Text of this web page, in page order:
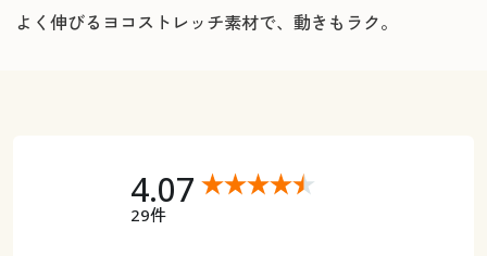
よく伸びるヨコストレッチ素材で、動きもラク。
4.07
29件